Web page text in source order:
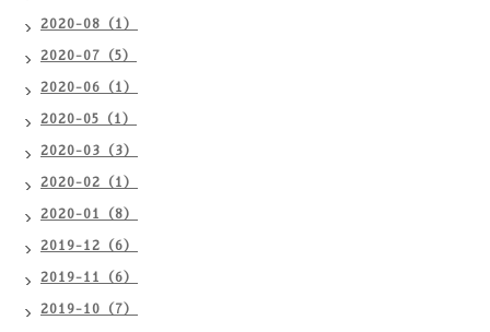
2020-08（1）
2020-07（5）
2020-06（1）
2020-05（1）
2020-03（3）
2020-02（1）
2020-01（8）
2019-12（6）
2019-11（6）
2019-10（7）